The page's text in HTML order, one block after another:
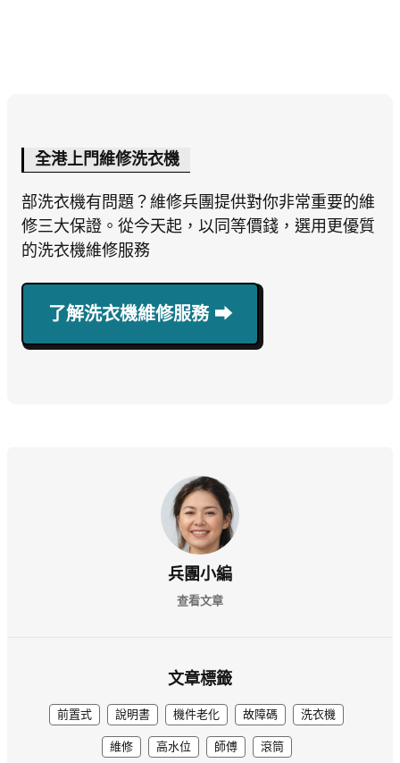
全港上門維修洗衣機
部洗衣機有問題？維修兵團提供對你非常重要的維
修三大保證。從今天起，以同等價錢，選用更優質
的洗衣機維修服務
了解洗衣機維修服務 ⮕
兵團小編
查看文章
文章標籤
前置式 說明書 機件老化 故障碼 洗衣機
維修 高水位 師傅 滾筒